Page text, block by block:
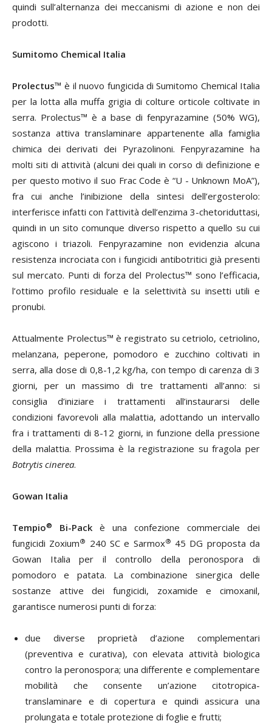
quindi sull’alternanza dei meccanismi di azione e non dei
prodotti.
Sumitomo Chemical Italia
Prolectus™ è il nuovo fungicida di Sumitomo Chemical Italia
per la lotta alla muffa grigia di colture orticole coltivate in
serra. Prolectus™ è a base di fenpyrazamine (50% WG),
sostanza attiva translaminare appartenente alla famiglia
chimica dei derivati dei Pyrazolinoni. Fenpyrazamine ha
molti siti di attività (alcuni dei quali in corso di definizione e
per questo motivo il suo Frac Code è “U - Unknown MoA”),
fra cui anche l’inibizione della sintesi dell’ergosterolo:
interferisce infatti con l’attività dell’enzima 3-chetoriduttasi,
quindi in un sito comunque diverso rispetto a quello su cui
agiscono i triazoli. Fenpyrazamine non evidenzia alcuna
resistenza incrociata con i fungicidi antibotritici già presenti
sul mercato. Punti di forza del Prolectus™ sono l’efficacia,
l’ottimo profilo residuale e la selettività su insetti utili e
pronubi.
Attualmente Prolectus™ è registrato su cetriolo, cetriolino,
melanzana, peperone, pomodoro e zucchino coltivati in
serra, alla dose di 0,8-1,2 kg/ha, con tempo di carenza di 3
giorni, per un massimo di tre trattamenti all’anno: si
consiglia d’iniziare i trattamenti all’instaurarsi delle
condizioni favorevoli alla malattia, adottando un intervallo
fra i trattamenti di 8-12 giorni, in funzione della pressione
della malattia. Prossima è la registrazione su fragola per
Botrytis cinerea.
Gowan Italia
Tempio® Bi-Pack è una confezione commerciale dei
fungicidi Zoxium® 240 SC e Sarmox® 45 DG proposta da
Gowan Italia per il controllo della peronospora di
pomodoro e patata. La combinazione sinergica delle
sostanze attive dei fungicidi, zoxamide e cimoxanil,
garantisce numerosi punti di forza:
due diverse proprietà d’azione complementari
(preventiva e curativa), con elevata attività biologica
contro la peronospora; una differente e complementare
mobilità che consente un’azione citotropica-
translaminare e di copertura e quindi assicura una
prolungata e totale protezione di foglie e frutti;